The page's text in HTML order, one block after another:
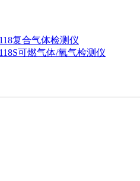
复合气体检测仪
可燃气体/氧气检测仪